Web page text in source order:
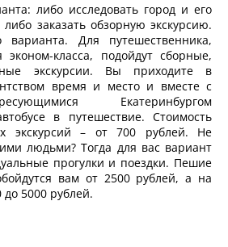
либо исследовать город и его
заказать обзорную экскурсию.
Для путешественника,
класса, подойдут сборные,
экскурсии. Вы приходите в
время и место и вместе с
Екатеринбургом
в путешествие. Стоимость
экскурсий – от 700 рублей. Не
людьми? Тогда для вас вариант
прогулки и поездки. Пешие
вам от 2500 рублей, а на
до 5000 рублей.